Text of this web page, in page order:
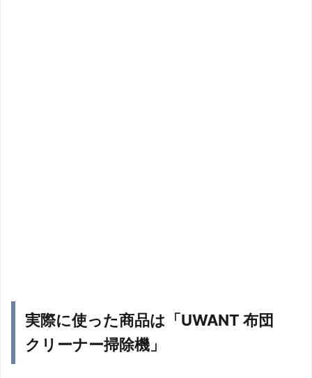
実際に使った商品は「UWANT 布団
クリーナー掃除機」